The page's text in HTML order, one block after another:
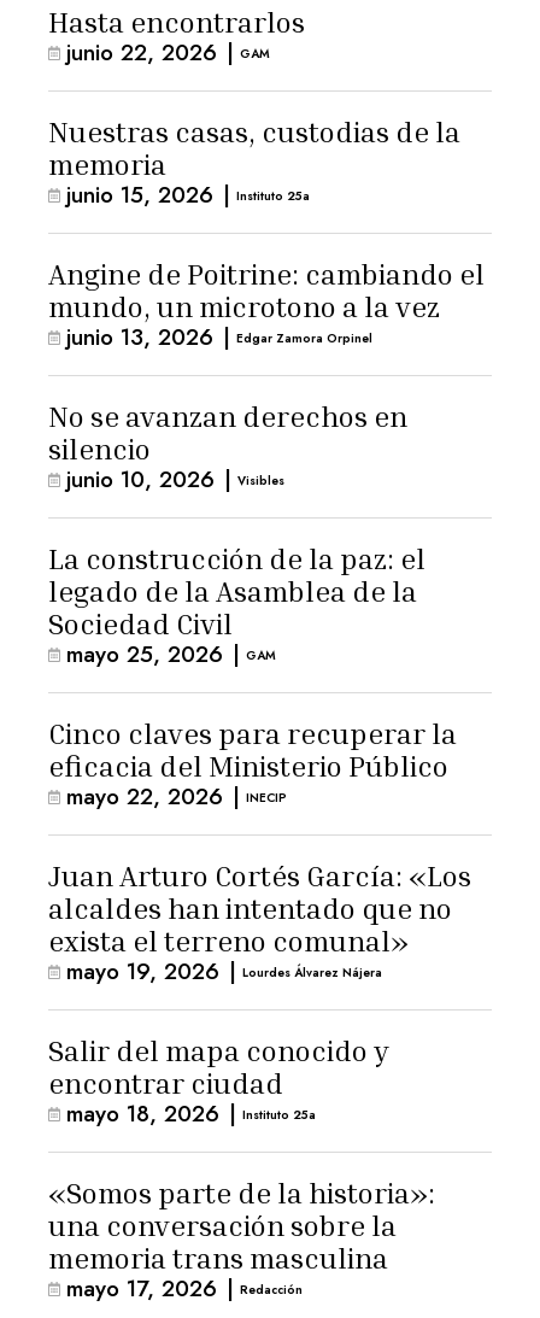
Hasta encontrarlos
junio 22, 2026 | GAM
Nuestras casas, custodias de la
memoria
junio 15, 2026 | Instituto 25a
Angine de Poitrine: cambiando el
mundo, un microtono a la vez
junio 13, 2026 | Edgar Zamora Orpinel
No se avanzan derechos en
silencio
junio 10, 2026 | Visibles
La construcción de la paz: el
legado de la Asamblea de la
Sociedad Civil
mayo 25, 2026 | GAM
Cinco claves para recuperar la
eficacia del Ministerio Público
mayo 22, 2026 | INECIP
Juan Arturo Cortés García: «Los
alcaldes han intentado que no
exista el terreno comunal»
mayo 19, 2026 | Lourdes Álvarez Nájera
Salir del mapa conocido y
encontrar ciudad
mayo 18, 2026 | Instituto 25a
«Somos parte de la historia»:
una conversación sobre la
memoria trans masculina
mayo 17, 2026 | Redacción